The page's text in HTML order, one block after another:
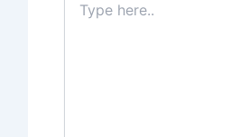
here..